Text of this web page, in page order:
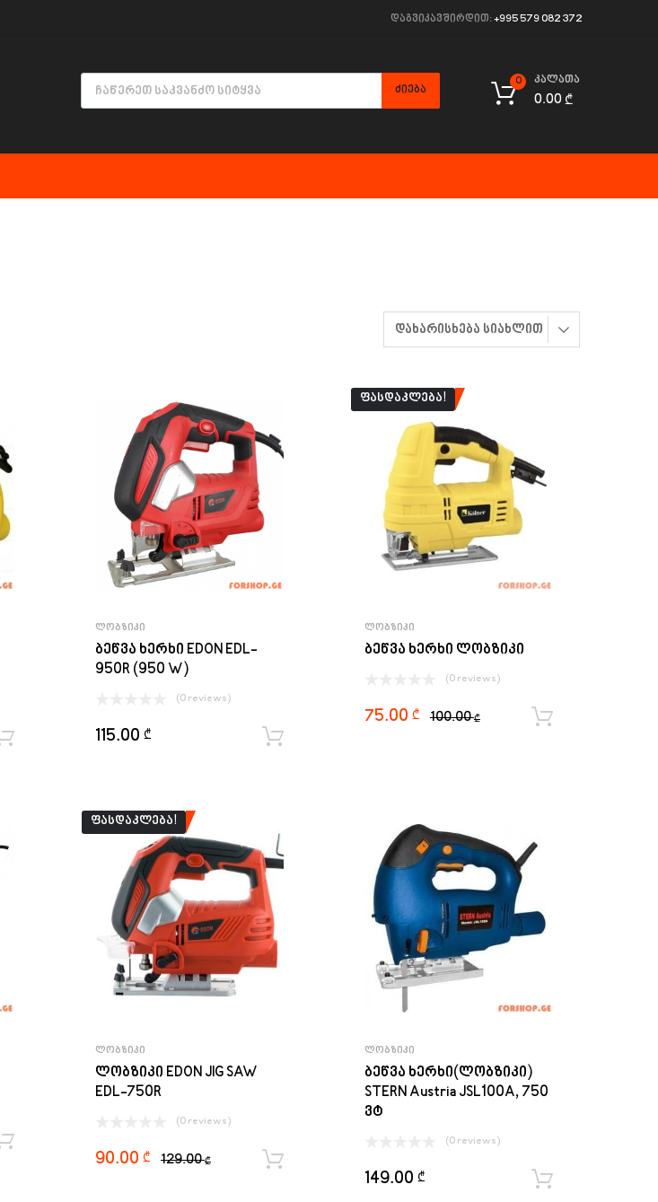
დაგვიკავშირდით:+995 579 082 372
ᲫᲘᲔᲑᲐ
კალათა
0.00 ₾
0
ᲚᲝᲑᲖᲘᲙᲘ
ბეწვა ხერხი EDON EDL-
950R (950 W)
(0 reviews)
115.00 ₾
ᲤᲐᲡᲓᲐᲙᲚᲔᲑᲐ!
ᲚᲝᲑᲖᲘᲙᲘ
ბეწვა ხერხი ლობზიკი
(0 reviews)
100.00₾
75.00 ₾
ᲤᲐᲡᲓᲐᲙᲚᲔᲑᲐ!
ᲚᲝᲑᲖᲘᲙᲘ
ლობზიკი EDON JIG SAW
EDL-750R
(0 reviews)
129.00₾
90.00 ₾
ᲚᲝᲑᲖᲘᲙᲘ
ბეწვა ხერხი(ლობზიკი)
STERN Austria JSL100A, 750
ვტ
(0 reviews)
149.00 ₾